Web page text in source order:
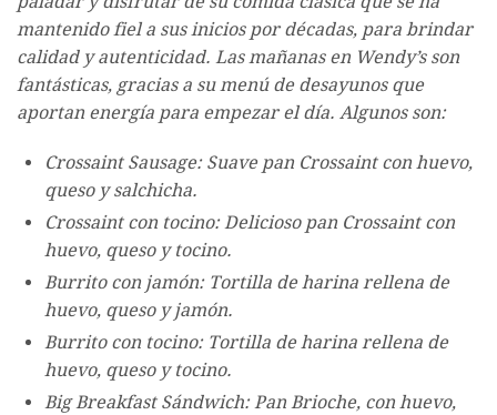
mantenido fiel a sus inicios por décadas, para brindar
calidad y autenticidad. Las mañanas en Wendy’s son
fantásticas, gracias a su menú de desayunos que
aportan energía para empezar el día. Algunos son:
Crossaint Sausage: Suave pan Crossaint con huevo,
queso y salchicha.
Crossaint con tocino: Delicioso pan Crossaint con
huevo, queso y tocino.
Burrito con jamón: Tortilla de harina rellena de
huevo, queso y jamón.
Burrito con tocino: Tortilla de harina rellena de
huevo, queso y tocino.
Big Breakfast Sándwich: Pan Brioche, con huevo,